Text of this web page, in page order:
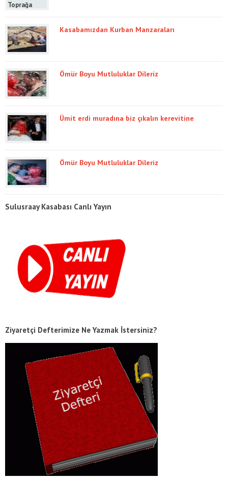
Kasabamızdan Kurban Manzaraları
Ömür Boyu Mutluluklar Dileriz
Ümit erdi muradına biz çıkalın kerevitine
Ömür Boyu Mutluluklar Dileriz
Sulusraay Kasabası Canlı Yayın
Ziyaretçi Defterimize Ne Yazmak İstersiniz?